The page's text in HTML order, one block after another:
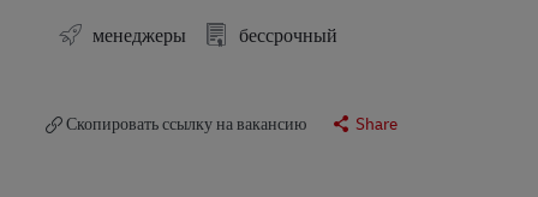
менеджеры
бессрочный
Скопировать ссылку на вакансию Share